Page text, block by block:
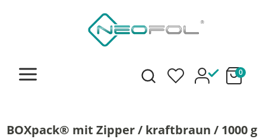
0
BOXpack® mit Zipper / kraftbraun / 1000 g